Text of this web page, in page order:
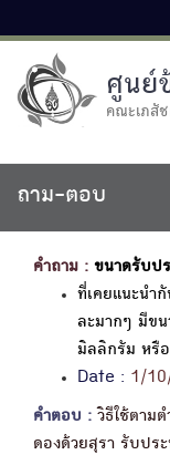
ศูนย์
คณะเภสั
ถาม-ตอบ
คำถาม : ขนาดรับป
ที่เคยแนะนำ
ละมากๆ มีขน
มิลลิกรัม หรือ
Date : 1/
คำตอบ : วิธีใช้ตาม
ดองด้วยสุรา รับปร